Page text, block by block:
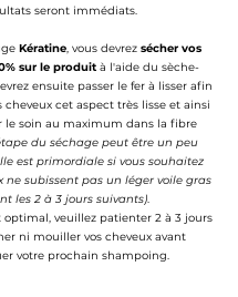
seront immédiats.
Kératine, vous devrez sécher vos
sur le produità l'aide du sèche-
ensuite passer le fer à lisser afin
cheveux cet aspect très lisse et ainsi
le soin au maximum dans la fibre
du séchage peut être un peu
est primordiale si vous souhaitez
ne subissent pas un léger voile gras
les 2 à 3 jours suivants).
optimal, veuillez patienter 2 à 3 jours
ni mouiller vos cheveux avant
votre prochain shampoing.